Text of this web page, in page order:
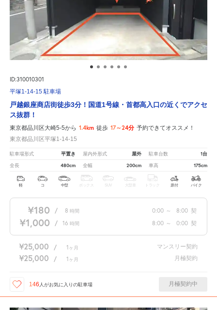
ID:310010301
平塚1-14-15 駐車場
戸越銀座商店街徒歩3分！国道1号線・首都高入口の近くでアクセ
ス抜群！
東京都品川区大崎5-5から 1.4km 徒歩 17～24分 予約できてオススメ！
東京都品川区平塚1-14-15
駐車場形式 平置き 屋内外形式 屋外 駐車台数 1台
全長 480cm 全幅 200cm 車高 175cm
軽 コ 中型 ボックス SUV 大型車 トラック 原付 バイク
¥180 / 8 時間 0:00 ～ 8:00 契
¥1,000 / 16 時間 8:00 ～ 0:00 契
¥25,000 / 1 ヶ月 マンスリー契約
¥25,000 / 1 ヶ月 月極契約
146 人がお気に入りの駐車場 月極契約中